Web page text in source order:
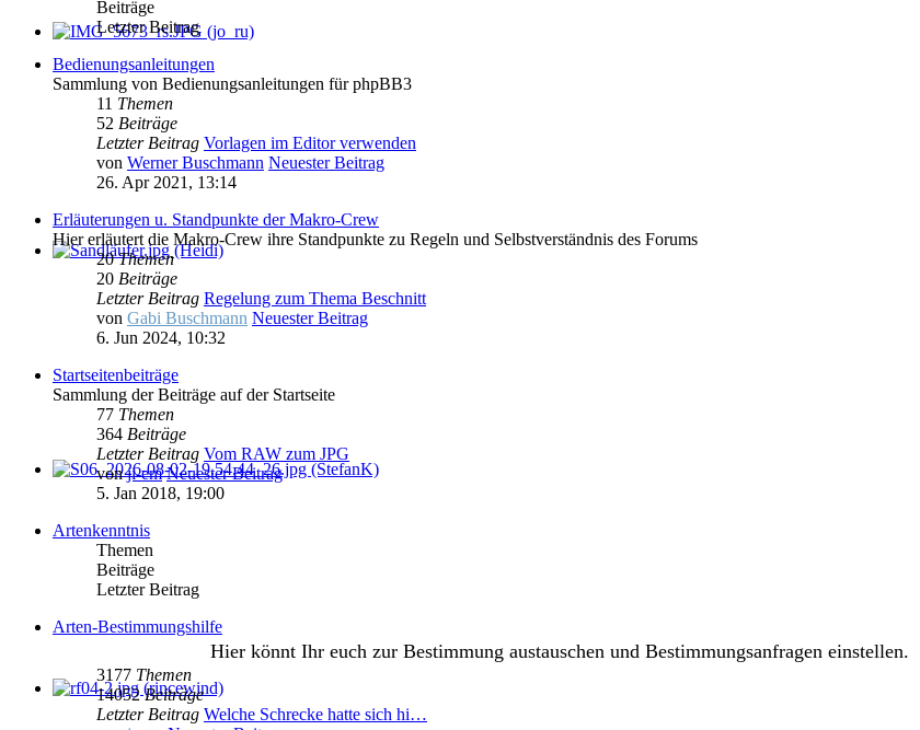
Beiträge
Letzter Beitrag
Bedienungsanleitungen
Sammlung von Bedienungsanleitungen für phpBB3
11 Themen
52 Beiträge
Letzter Beitrag Vorlagen im Editor verwenden
von Werner Buschmann Neuester Beitrag
26. Apr 2021, 13:14
Erläuterungen u. Standpunkte der Makro-Crew
Hier erläutert die Makro-Crew ihre Standpunkte zu Regeln und Selbstverständnis des Forums
20Themen
20 Beiträge
Letzter Beitrag Regelung zum Thema Beschnitt
von Gabi Buschmann Neuester Beitrag
6. Jun 2024, 10:32
Startseitenbeiträge
Sammlung der Beiträge auf der Startseite
77 Themen
364 Beiträge
Letzter Beitrag Vom RAW zum JPG
vonji-em Neuester Beitrag
5. Jan 2018, 19:00
Artenkenntnis
Themen
Beiträge
Letzter Beitrag
Arten-Bestimmungshilfe
Hier könnt Ihr euch zur Bestimmung austauschen und Bestimmungsanfragen einstellen.
3177 Themen
14052Beiträge
Letzter Beitrag Welche Schrecke hatte sich hi…